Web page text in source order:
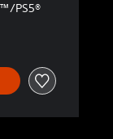
PS5®